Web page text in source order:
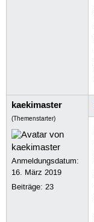
kaekimaster
(Themenstarter)
Anmeldungsdatum:
16. März 2019
Beiträge:23